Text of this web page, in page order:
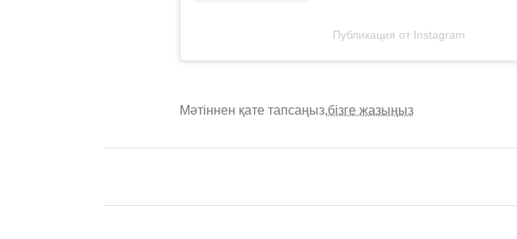
Публикация от Instagram
Мәтіннен қате тапсаңыз,бізге жазыңыз